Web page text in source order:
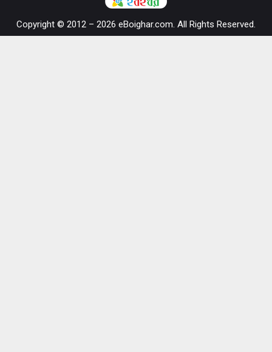
Copyright © 2012 – 2026 eBoighar.com. All Rights Reserved.